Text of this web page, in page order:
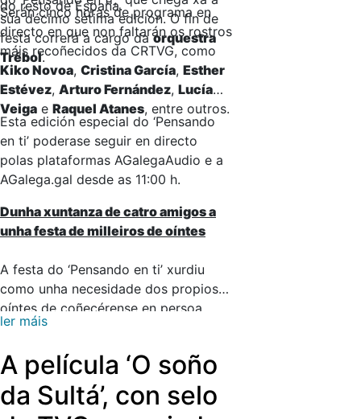
do resto de España.
súa décimo sétima edición. O fin de
festa correrá a cargo daorquestra
Trébol.
Serán cinco horas de programa en
directo en que non faltarán os rostros
máis recoñecidos da CRTVG, como
Kiko Novoa, Cristina García, Esther
Estévez, Arturo Fernández, Lucía
Veiga e Raquel Atanes, entre outros.
Esta edición especial do ‘Pensando
en ti’ poderase seguir en directo
polas plataformas AGalegaAudio e a
AGalega.gal desde as 11:00 h.
Dunha xuntanza de catro amigos a
unha festa de milleiros de oíntes
A festa do ‘Pensando en ti’ xurdiu
como unha necesidade dos propios
oíntes de coñecérense en persoa
despois de compartir horas e horas
chamadas telefónicas que acabaron
estreitando lazos de amizade nas
ondas ata conformar unha verdadeira
ler máis
A película ‘O soño
da Sultá’, con selo